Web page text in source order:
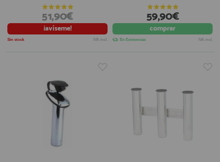
51,90€
¡avíseme!
Sin stock IVA incl.
59,90€
comprar
En Existencias IVA incl.